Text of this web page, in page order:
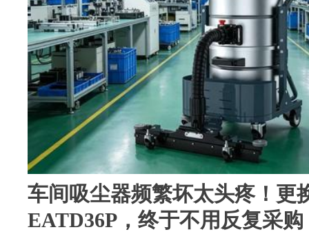
车间吸尘器频繁坏太头疼！更
EATD36P，终于不用反复采购